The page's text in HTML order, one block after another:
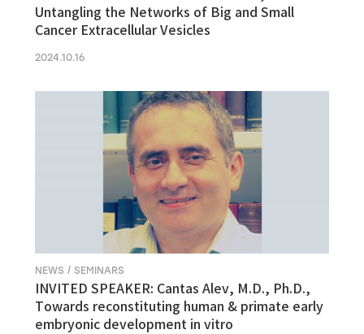
Untangling the Networks of Big and Small
Cancer Extracellular Vesicles
2024.10.16
NEWS / SEMINARS
INVITED SPEAKER: Cantas Alev, M.D., Ph.D.,
Towards reconstituting human & primate early
embryonic development in vitro